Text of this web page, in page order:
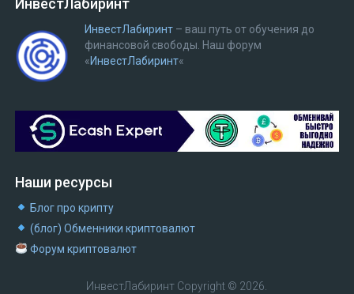
ИнвестЛабиринт
ИнвестЛабиринт– ваш путь от обучения до
финансовой свободы. Наш форум
«ИнвестЛабиринт«
Наши ресурсы
Блог про крипту
(блог) Обменники криптовалют
Форум криптовалют
ИнвестЛабиринт Copyright © 2026.